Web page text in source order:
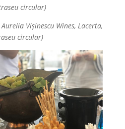
circular)
Vișinescu Wines, Lacerta,
circular)